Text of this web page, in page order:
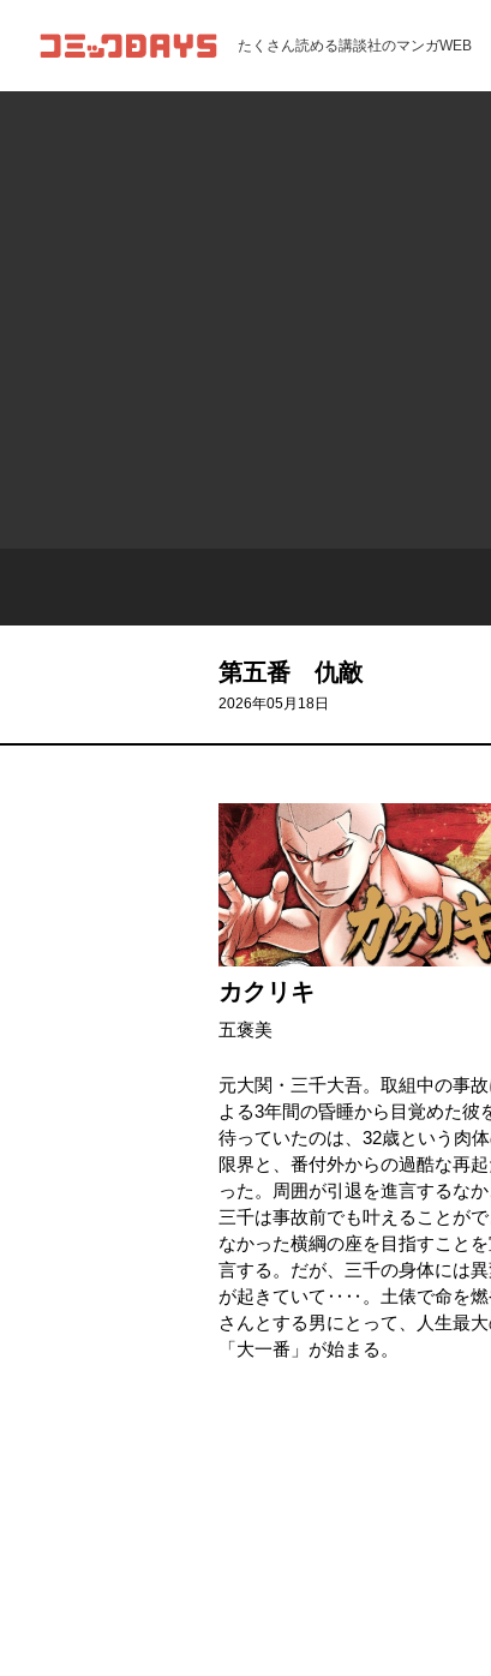
コミックDAYS たくさん読める講談社のマンガWEB
第五番 仇敵
2026年05月18日
カクリキ
五褒美
元大関・三千大吾。取組中の事故
よる3年間の昏睡から目覚めた彼
待っていたのは、32歳という肉
限界と、番付外からの過酷な再
った。周囲が引退を進言するなか
三千は事故前でも叶えることがで
なかった横綱の座を目指すことを
言する。だが、三千の身体には
が起きていて‥‥。土俵で命を燃
さんとする男にとって、人生最
「大一番」が始まる。